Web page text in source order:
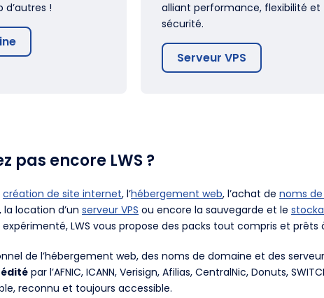
!
alliant performance, flexibilité et
sécurité.
Serveur VPS
pas encore LWS ?
création de site internet, l’hébergement web, l’achat de noms
, la location d’un serveur VPS ou encore la sauvegarde et le
LWS vous propose des packs tout compris et prêts
de l’hébergement web, des noms de domaine et des
par l’AFNIC, ICANN, Verisign, Afilias, CentralNic, Donuts,
reconnu et toujours accessible.